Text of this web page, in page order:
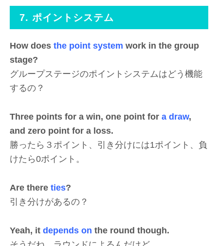
7. ポイントシステム
How does the point system work in the group
stage?
グループステージのポイントシステムはどう機能
するの？
Three points for a win, one point for a draw,
and zero point for a loss.
勝ったら３ポイント、引き分けには1ポイント、負
けたら0ポイント。
Are there ties?
引き分けがあるの？
Yeah, it depends on the round though.